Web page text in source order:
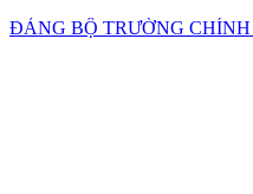
ĐẢNG BỘ TRƯỜNG